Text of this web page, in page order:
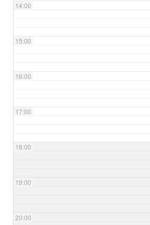
14:00
15:00
16:00
17:00
18:00
19:00
20:00